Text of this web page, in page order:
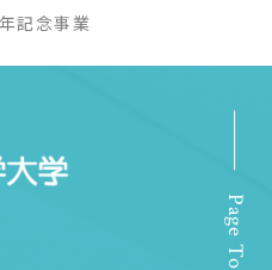
記念事業
Page Top